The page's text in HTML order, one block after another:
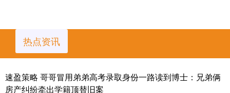
热点资讯
速盈策略 哥哥冒用弟弟高考录取身份一路读到博士：兄弟俩
房产纠纷牵出学籍顶替旧案